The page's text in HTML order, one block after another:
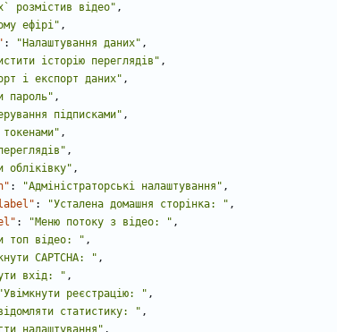
розмістив відео" ,
ефірі" ,
: "Налаштування даних" ,
історію переглядів" ,
і експорт даних" ,
пароль" ,
підписками" ,
,
,
обліківку" ,
: "Адміністраторські налаштування" ,
: "Усталена домашня сторінка: " ,
: "Меню потоку з відео: " ,
топ відео: " ,
CAPTCHA: " ,
вхід: " ,
"Увімкнути реєстрацію: " ,
статистику: " ,
налаштування" ,